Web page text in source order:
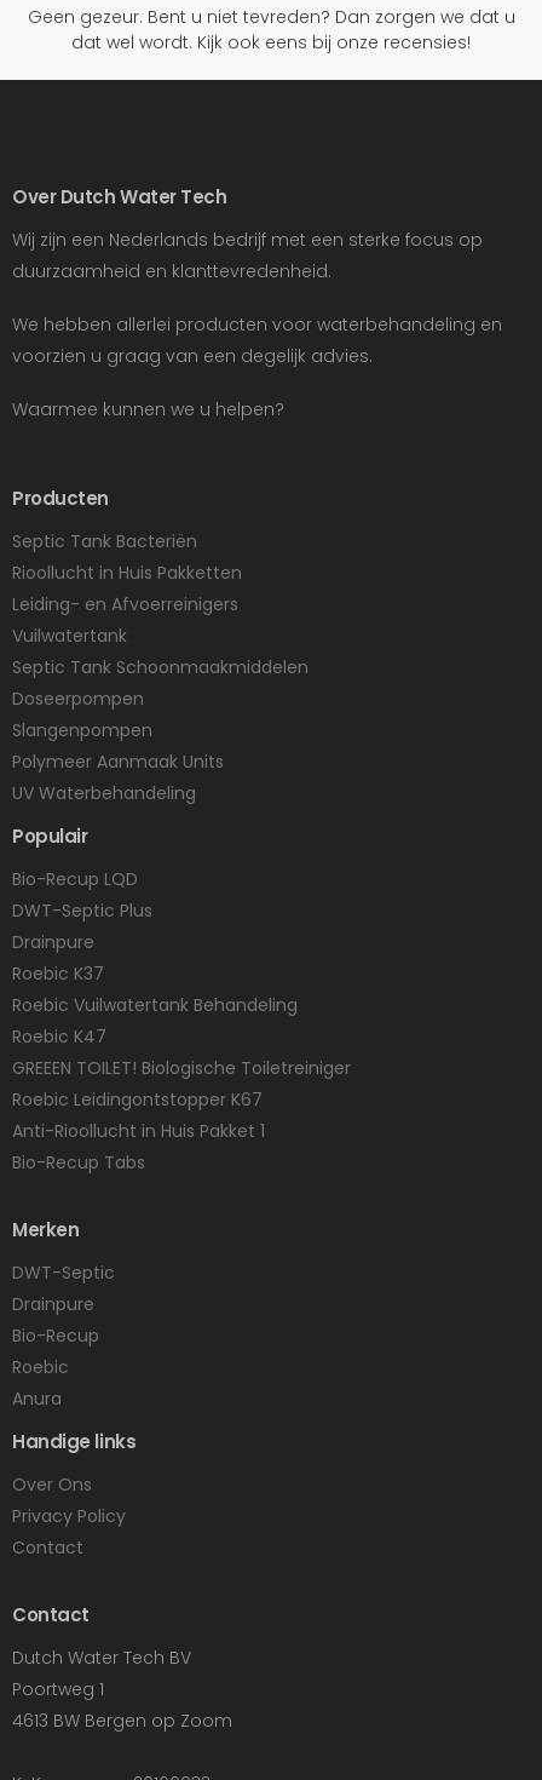
Geen gezeur. Bent u niet tevreden? Dan zorgen we dat u
dat wel wordt. Kijk ook eens bij onze recensies!
Over Dutch Water Tech
Wij zijn een Nederlands bedrijf met een sterke focus op
duurzaamheid en klanttevredenheid.
We hebben allerlei producten voor waterbehandeling en
voorzien u graag van een degelijk advies.
Waarmee kunnen we u helpen?
Producten
Septic Tank Bacteriën
Rioollucht in Huis Pakketten
Leiding- en Afvoerreinigers
Vuilwatertank
Septic Tank Schoonmaakmiddelen
Doseerpompen
Slangenpompen
Polymeer Aanmaak Units
UV Waterbehandeling
Populair
Bio-Recup LQD
DWT-Septic Plus
Drainpure
Roebic K37
Roebic Vuilwatertank Behandeling
Roebic K47
GREEEN TOILET! Biologische Toiletreiniger
Roebic Leidingontstopper K67
Anti-Rioollucht in Huis Pakket 1
Bio-Recup Tabs
Merken
DWT-Septic
Drainpure
Bio-Recup
Roebic
Anura
Handige links
Over Ons
Privacy Policy
Contact
Contact
Dutch Water Tech BV
Poortweg 1
4613 BW Bergen op Zoom